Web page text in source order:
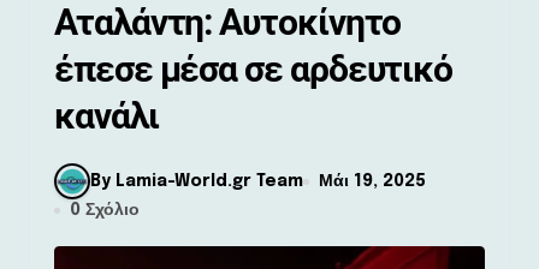
Αταλάντη: Αυτοκίνητο
έπεσε μέσα σε αρδευτικό
κανάλι
By Lamia-World.gr Team
Μάι 19, 2025
0 Σχόλιο